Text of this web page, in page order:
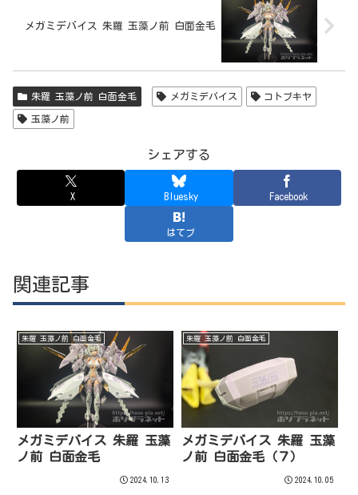
メガミデバイス 朱羅 玉藻ノ前 白面金毛
朱羅 玉藻ノ前 白面金毛 メガミデバイス コトブキヤ
玉藻ノ前
シェアする
X Bluesky Facebook
はてブ
関連記事
朱羅 玉藻ノ前 白面金毛
メガミデバイス 朱羅 玉藻
ノ前 白面金毛
2024.10.13
朱羅 玉藻ノ前 白面金毛
メガミデバイス 朱羅 玉藻
ノ前 白面金毛（７）
2024.10.05